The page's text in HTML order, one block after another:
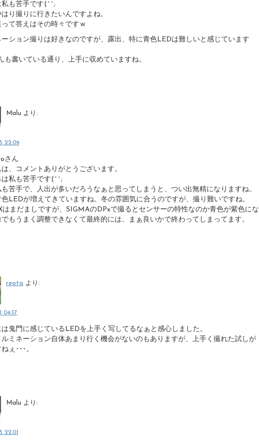
私も苦手です(^^;
り撮りに行きたいんですよね。
て答えはその時々ですｗ
ーション撮りは好きなのですが、露出、特に青色LEDは難しいと感じています
も書いている通り、上手に収めていますね。
Malu より:
22:09
さん
、コメントありがとうございます。
は私も苦手です(^^;
も苦手で、人出が多いだろうなぁと思ってしまうと、つい出無精になりますね。
LEDが増えてきていますね。冬の雰囲気に合うのですが、撮り難いですね。
はまだましですが、SIGMAのDPxで撮るとセンサーの特性なのか青色が紫色にな
でもうまく調整できなくて最終的には、まぁ良いかで終わってしまってます。
reota より:
04:37
鬼門に感じているLEDを上手く写してるなぁと感心しました。
ミネーション自体あまり行く機会がないのもありますが、上手く撮れた試しが
ぇ･･･。
Malu より:
22:01